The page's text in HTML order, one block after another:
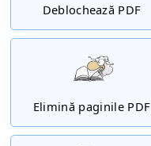
Deblochează PDF
Elimină paginile PDF